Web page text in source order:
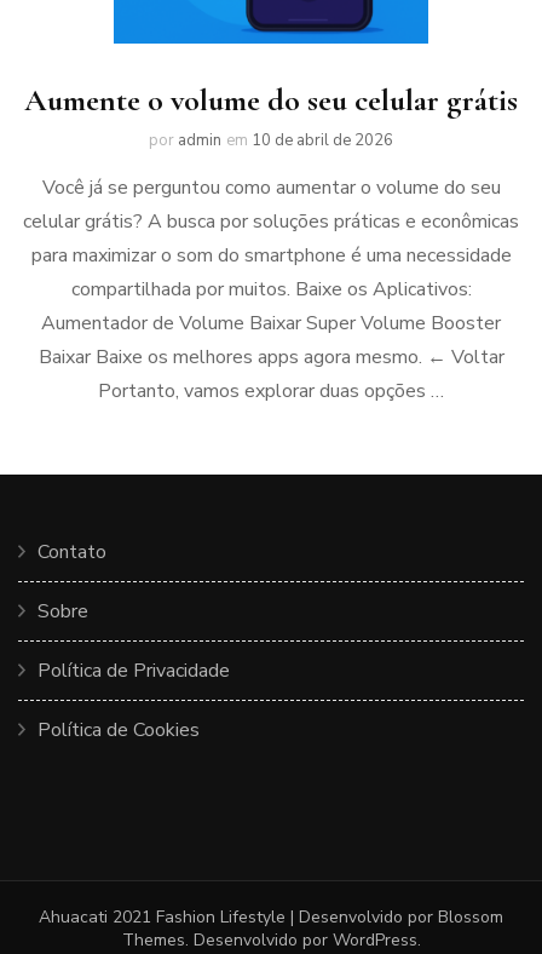
Aumente o volume do seu celular grátis
por admin em 10 de abril de 2026
Você já se perguntou como aumentar o volume do seu
celular grátis? A busca por soluções práticas e econômicas
para maximizar o som do smartphone é uma necessidade
compartilhada por muitos. Baixe os Aplicativos:
Aumentador de Volume Baixar Super Volume Booster
Baixar Baixe os melhores apps agora mesmo. ← Voltar
Portanto, vamos explorar duas opções …
Contato
Sobre
Política de Privacidade
Política de Cookies
Ahuacati 2021 Fashion Lifestyle | Desenvolvido por Blossom
Themes. Desenvolvido por WordPress.